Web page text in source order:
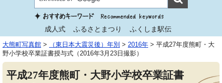
成人式 ふるさとまつり ふくしま駅伝
大熊町写真館 > （東日本大震災後）年別 > 2016年 > 平成27年度熊町・大
野小学校卒業証書授与式（2016年3月23日撮影）
平成27年度熊町・大野小学校卒業証書